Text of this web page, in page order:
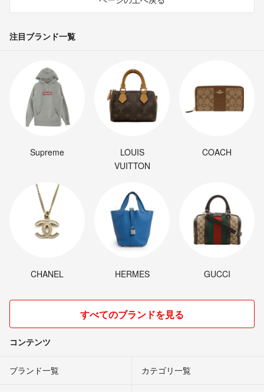
注目ブランド一覧
Supreme
LOUIS
VUITTON
COACH
CHANEL HERMES GUCCI
すべてのブランドを見る
コンテンツ
ブランド一覧 カテゴリ一覧